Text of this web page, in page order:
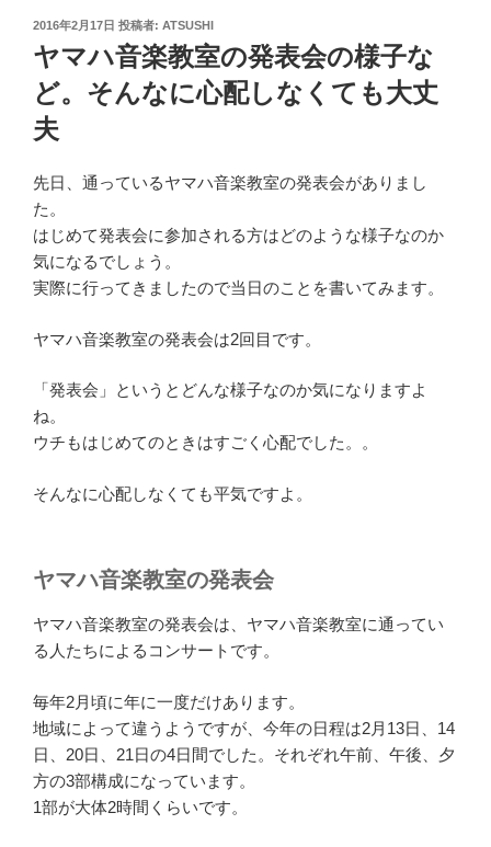
投
稿
日:
2016年2月17日 投稿者: ATSUSHI
ヤマハ音楽教室の発表会の様子な
ど。そんなに心配しなくても大丈
夫
先日、通っているヤマハ音楽教室の発表会がありまし
た。
はじめて発表会に参加される方はどのような様子なのか
気になるでしょう。
実際に行ってきましたので当日のことを書いてみます。
ヤマハ音楽教室の発表会は2回目です。
「発表会」というとどんな様子なのか気になりますよ
ね。
ウチもはじめてのときはすごく心配でした。。
そんなに心配しなくても平気ですよ。
ヤマハ音楽教室の発表会
ヤマハ音楽教室の発表会は、ヤマハ音楽教室に通ってい
る人たちによるコンサートです。
毎年2月頃に年に一度だけあります。
地域によって違うようですが、今年の日程は2月13日、14
日、20日、21日の4日間でした。それぞれ午前、午後、夕
方の3部構成になっています。
1部が大体2時間くらいです。